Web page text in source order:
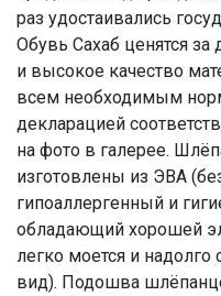
раз удостаивались
Обувь Сахаб ценятся
и высокое качество
всем необходимым
декларацией
на фото в галерее.
изготовлены из ЭВА
гипоаллергенный и
обладающий хорошей
легко моется и
вид). Подошва